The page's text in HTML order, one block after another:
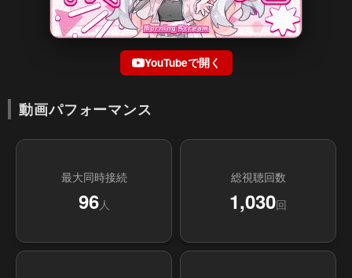
YouTubeで開く
動画パフォーマンス
最大同時接続
96人
総視聴回数
1,030回